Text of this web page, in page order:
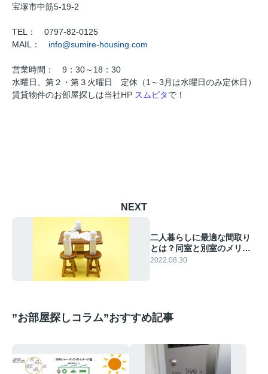
宝塚市中筋5-19-2
TEL： 0797-82-0125
MAIL： info@sumire-housing.com
営業時間： 9：30～18：30
水曜日、第２・第３火曜日 定休（1～3月は水曜日のみ定休日）
賃貸物件のお部屋探しは当社HP スムピタで！
NEXT
二人暮らしに最適な間取り
とは？同室と別室のメリッ
トや注意点をチェック！
2022.08.30
”お部屋探しコラム”おすすめ記事